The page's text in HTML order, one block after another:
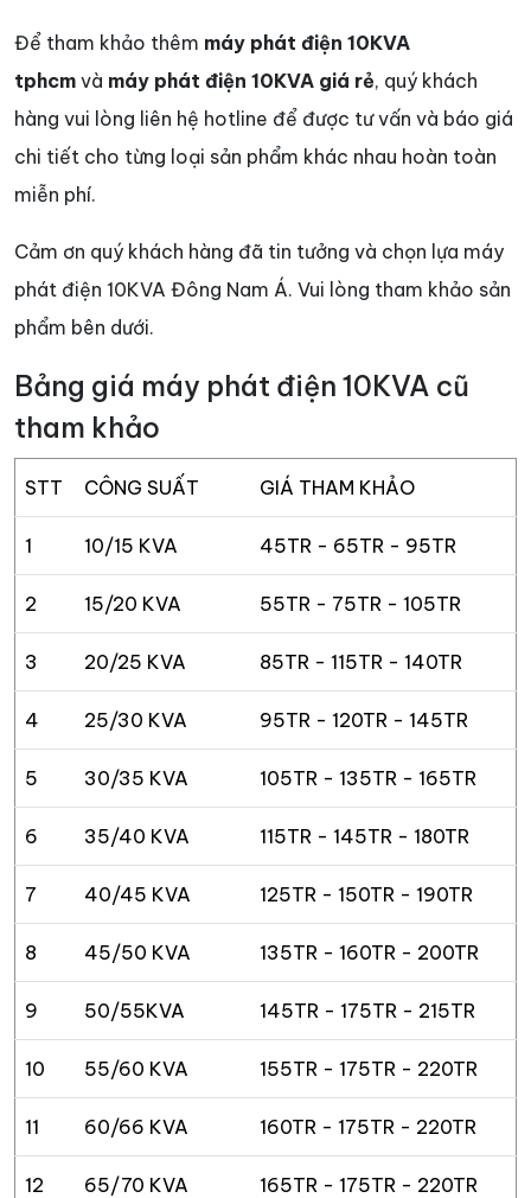
Để tham khảo thêm máy phát điện 10KVA
tphcm và máy phát điện 10KVA giá rẻ, quý khách
hàng vui lòng liên hệ hotline để được tư vấn và báo giá
chi tiết cho từng loại sản phẩm khác nhau hoàn toàn
miễn phí.
Cảm ơn quý khách hàng đã tin tưởng và chọn lựa máy
phát điện 10KVA Đông Nam Á. Vui lòng tham khảo sản
phẩm bên dưới.
Bảng giá máy phát điện 10KVA cũ
tham khảo
STT CÔNG SUẤT GIÁ THAM KHẢO
1 10/15 KVA 45TR - 65TR - 95TR
2 15/20 KVA 55TR - 75TR - 105TR
3 20/25 KVA 85TR - 115TR - 140TR
4 25/30 KVA 95TR - 120TR - 145TR
5 30/35 KVA 105TR - 135TR - 165TR
6 35/40 KVA 115TR - 145TR - 180TR
7 40/45 KVA 125TR - 150TR - 190TR
8 45/50 KVA 135TR - 160TR - 200TR
9 50/55KVA 145TR - 175TR - 215TR
10 55/60 KVA 155TR - 175TR - 220TR
11 60/66 KVA 160TR - 175TR - 220TR
12 65/70 KVA 165TR - 175TR - 220TR